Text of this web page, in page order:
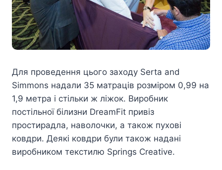
Для проведення цього заходу Serta and
Simmons надали 35 матраців розміром 0,99 на
1,9 метра і стільки ж ліжок. Виробник
постільної білизни DreamFit привіз
простирадла, наволочки, а також пухові
ковдри. Деякі ковдри були також надані
виробником текстилю Springs Creative.